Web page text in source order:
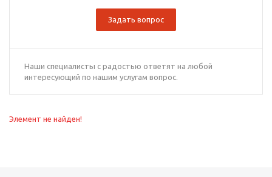
Задать вопрос
Наши специалисты с радостью ответят на любой
интересующий по нашим услугам вопрос.
Элемент не найден!